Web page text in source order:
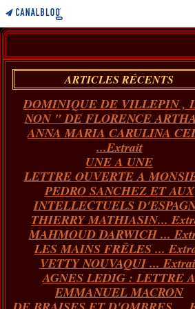
ARTICLES RÉCENTS
DOMINIQUE DE VILLEPIN ,
NON " DE FLORENCE
ANNA MARIA CARULINA
...Extrait
UNE A UNE
LETTRE OUVERTE A
PEDRO SANCHEZ ET AUX
INTELLECTUELS
THIERRY MATHIASIN...
MAHMOUD DARWICH ...
LES MAINS FRÊLES ...
VETTY NOUVAQUI ...
AGNES LEDIG : LETTRE A
EMMANUEL MACRON